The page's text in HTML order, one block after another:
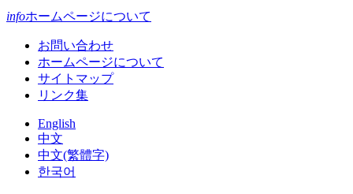
infoホームページについて
お問い合わせ
ホームページについて
サイトマップ
リンク集
English
中文
中文(繁體字)
한국어